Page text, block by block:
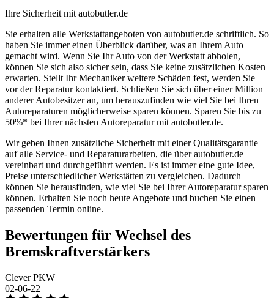
Ihre Sicherheit mit autobutler.de
Sie erhalten alle Werkstattangeboten von autobutler.de schriftlich. So
haben Sie immer einen Überblick darüber, was an Ihrem Auto
gemacht wird. Wenn Sie Ihr Auto von der Werkstatt abholen,
können Sie sich also sicher sein, dass Sie keine zusätzlichen Kosten
erwarten. Stellt Ihr Mechaniker weitere Schäden fest, werden Sie
vor der Reparatur kontaktiert. Schließen Sie sich über einer Million
anderer Autobesitzer an, um herauszufinden wie viel Sie bei Ihren
Autoreparaturen möglicherweise sparen können. Sparen Sie bis zu
50%* bei Ihrer nächsten Autoreparatur mit autobutler.de.
Wir geben Ihnen zusätzliche Sicherheit mit einer Qualitätsgarantie
auf alle Service- und Reparaturarbeiten, die über autobutler.de
vereinbart und durchgeführt werden. Es ist immer eine gute Idee,
Preise unterschiedlicher Werkstätten zu vergleichen. Dadurch
können Sie herausfinden, wie viel Sie bei Ihrer Autoreparatur sparen
können. Erhalten Sie noch heute Angebote und buchen Sie einen
passenden Termin online.
Bewertungen für Wechsel des
Bremskraftverstärkers
Clever PKW
02-06-22